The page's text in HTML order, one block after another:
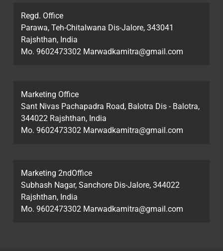
Regd. Office
Parawa, Teh-Chitalwana Dis-Jalore, 343041
Rajshthan, India
Mo. 9602473302 Marwadkamitra@gmail.com
Marketing Office
Sant Nivas Pachapadra Road, Balotra Dis - Balotra,
344022 Rajshthan, India
Mo. 9602473302 Marwadkamitra@gmail.com
Marketing 2ndOffice
Subhash Nagar, Sanchore Dis-Jalore, 344022
Rajshthan, India
Mo. 9602473302 Marwadkamitra@gmail.com